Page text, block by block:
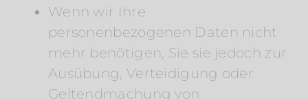
Wenn wir Ihre
personenbezogenen Daten nicht
mehr benötigen, Sie sie jedoch zur
Ausübung, Verteidigung oder
Geltendmachung von